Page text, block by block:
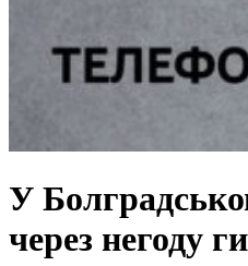
У
через негоду